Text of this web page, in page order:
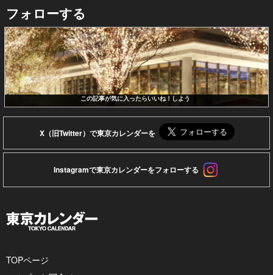
フォローする
この記事が気に入ったらいいね！しよう
X（旧Twitter）で東京カレンダーを
Instagramで東京カレンダーをフォローする
TOPページ